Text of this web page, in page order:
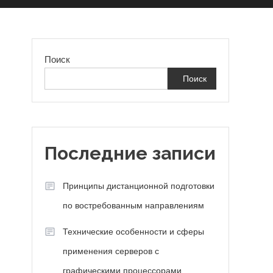
Поиск
Поиск
Последние записи
Принципы дистанционной подготовки
по востребованным направлениям
Технические особенности и сферы
применения серверов с
графическими процессорами